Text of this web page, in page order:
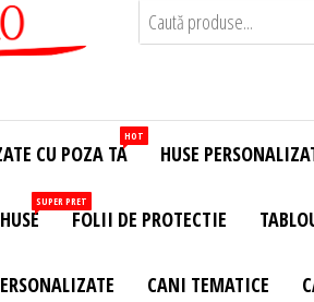
CU POZA TA
HOT
HUSE
SUPER PRET
FOLII DE PROTECTIE
CANI TEMATICE